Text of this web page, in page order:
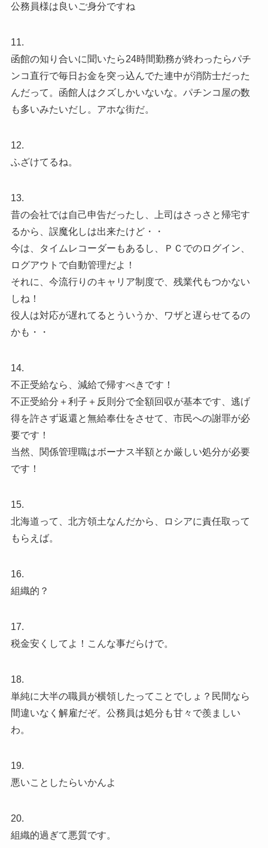
公務員様は良いご身分ですね
11.
函館の知り合いに聞いたら24時間勤務が終わったらパチ
ンコ直行で毎日お金を突っ込んでた連中が消防士だった
んだって。函館人はクズしかいないな。パチンコ屋の数
も多いみたいだし。アホな街だ。
12.
ふざけてるね。
13.
昔の会社では自己申告だったし、上司はさっさと帰宅す
るから、誤魔化しは出来たけど・・
今は、タイムレコーダーもあるし、ＰＣでのログイン、
ログアウトで自動管理だよ！
それに、今流行りのキャリア制度で、残業代もつかない
しね！
役人は対応が遅れてるとういうか、ワザと遅らせてるの
かも・・
14.
不正受給なら、減給で帰すべきです！
不正受給分＋利子＋反則分で全額回収が基本です、逃げ
得を許さず返還と無給奉仕をさせて、市民への謝罪が必
要です！
当然、関係管理職はボーナス半額とか厳しい処分が必要
です！
15.
北海道って、北方領土なんだから、ロシアに責任取って
もらえば。
16.
組織的？
17.
税金安くしてよ！こんな事だらけで。
18.
単純に大半の職員が横領したってことでしょ？民間なら
間違いなく解雇だぞ。公務員は処分も甘々で羨ましい
わ。
19.
悪いことしたらいかんよ
20.
組織的過ぎて悪質です。